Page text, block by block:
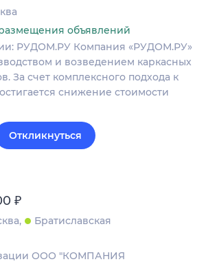
объявлений
РУДОМ.РУ Компания «РУДОМ.РУ»
и возведением каркасных
За счет комплексного подхода к
снижение стоимости
Откликнуться
₽
Братиславская
ООО "КОМПАНИЯ